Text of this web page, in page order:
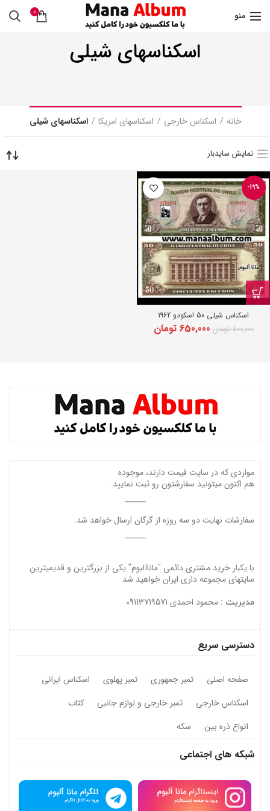
منو 0
اسکناسهای شیلی
خانه اسکناس خارجی اسکناسهای امریکا اسکناسهای شیلی
نمایش سایدبار
-19%
اسکناس شیلی 50 اسکودو 1962
800,000 تومان قیمت
650,000 تومان
مواردی که در سایت قیمت دارند، موجوده
هم اکنون میتونید سفارشتون رو ثبت نمایید.
سفارشات نهایت دو سه روزه از گرگان ارسال خواهد شد.
با یکبار خرید مشتری دائمی "ماناآلبوم" یکی از بزرگترین و قدیمیترین
سایتهای مجموعه داری ایران خواهید شد
مدیریت : محمود احمدی 09113719571
دسترسی سریع
صفحه اصلی تمبر جمهوری تمبر پهلوی
اسکناس ایرانی
اسکناس خارجی
تمبر خارجی و لوازم جانبی
کتاب
انواع ذره بین
سکه
شبکه های اجتماعی